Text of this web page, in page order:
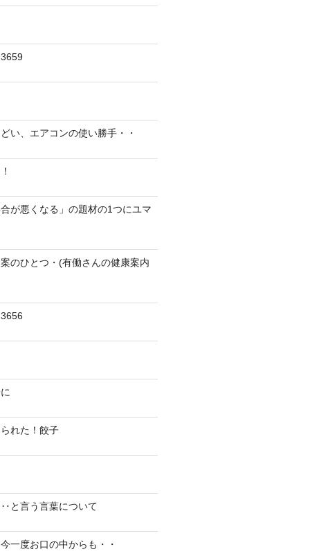
い、エアコンの使い勝手・・
が悪くなる」の題材の1つにユマ
のひとつ・(有働さんの健康案内
られた！餃子
と言う言葉について
一度お口の中からも・・